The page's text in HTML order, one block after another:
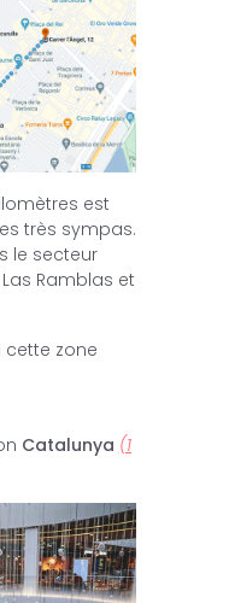
est
très sympas.
le secteur
Ramblas et
zone
Catalunya (1